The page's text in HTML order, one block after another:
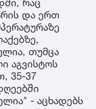
და ერთ
თუმცა
აგვისტოს
35-37
- აცხადებს